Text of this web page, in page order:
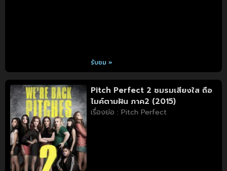
รับชม »
Pitch Perfect 2 ชมรมเสียงใส ถือ
ไมค์ตามฝัน ภาค2 (2015)
เรื่องย่อ : Pitch Perfect